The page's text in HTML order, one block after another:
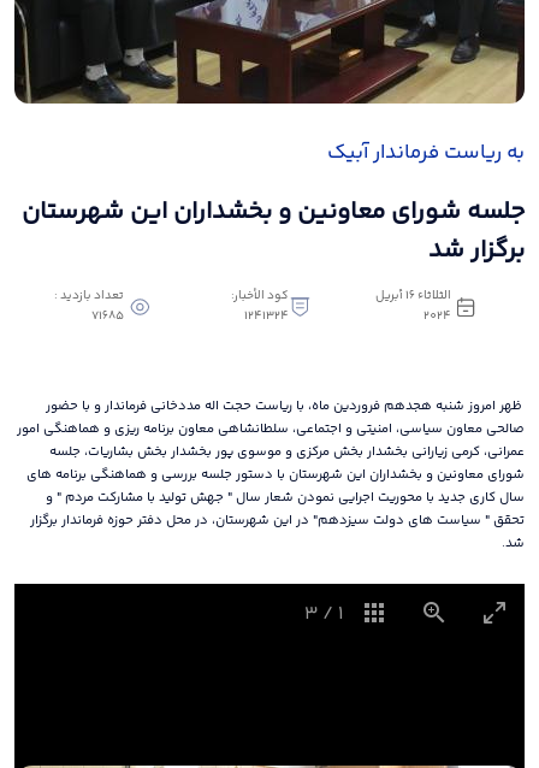
به ریاست فرماندار آبیک
جلسه شورای معاونین و بخشداران این شهرستان
برگزار شد
الثلاثاء ١٦ أبريل
٢٠٢٤
كود الأخبار:
1241324
تعداد بازدید :
71685
ظهر امروز شنبه هجدهم فروردین ماه، با ریاست حجت اله مددخانی فرماندار و با حضور
صالحی معاون سیاسی، امنیتی و اجتماعی، سلطانشاهی معاون برنامه ریزی و هماهنگی امور
عمرانی، کرمی زیارانی بخشدار بخش مرکزی و موسوی پور بخشدار بخش بشاریات، جلسه
شورای معاونین و بخشداران این شهرستان با دستور جلسه بررسی و هماهنگی برنامه های
سال کاری جدید با محوریت اجرایی نمودن شعار سال " جهش تولید با مشارکت مردم " و
تحقق " سیاست های دولت سیزدهم" در این شهرستان، در محل دفتر حوزه فرماندار برگزار
شد.
1
/
3